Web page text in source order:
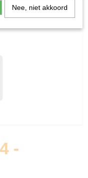
-
Nee, niet akkoord